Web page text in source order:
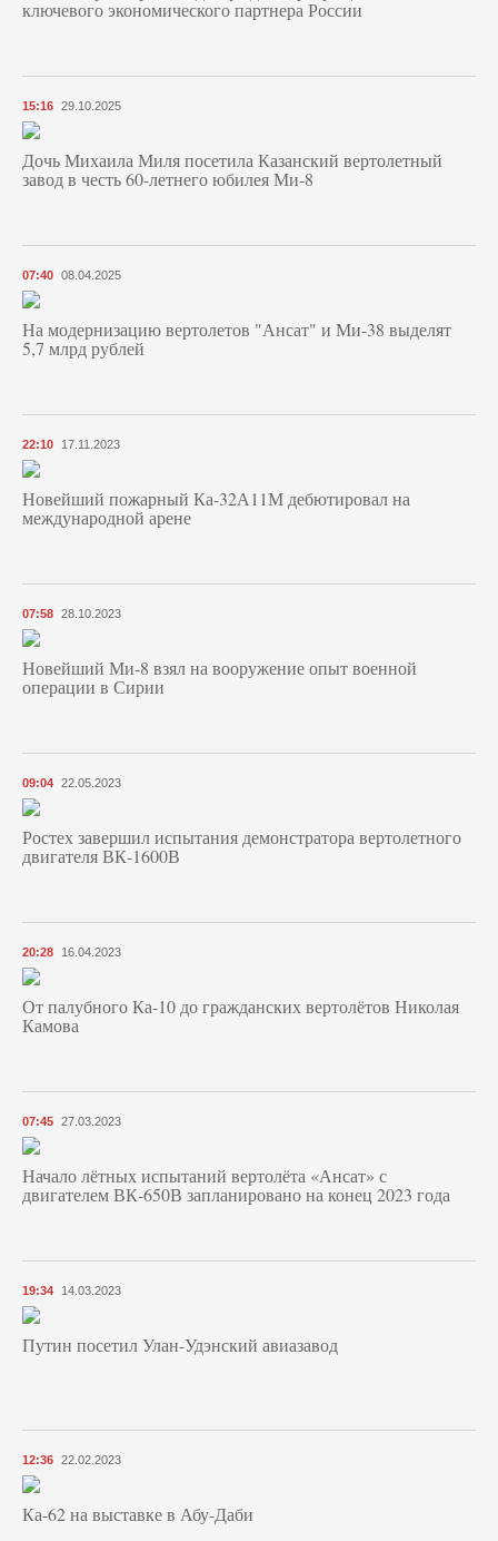
ключевого экономического партнера России
15:16 29.10.2025
Дочь Михаила Миля посетила Казанский вертолетный
завод в честь 60-летнего юбилея Ми-8
07:40 08.04.2025
На модернизацию вертолетов "Ансат" и Ми-38 выделят
5,7 млрд рублей
22:10 17.11.2023
Новейший пожарный Ка-32А11М дебютировал на
международной арене
07:58 28.10.2023
Новейший Ми-8 взял на вооружение опыт военной
операции в Сирии
09:04 22.05.2023
Ростех завершил испытания демонстратора вертолетного
двигателя ВК-1600В
20:28 16.04.2023
От палубного Ка-10 до гражданских вертолётов Николая
Камова
07:45 27.03.2023
Начало лётных испытаний вертолёта «Ансат» с
двигателем ВК-650В запланировано на конец 2023 года
19:34 14.03.2023
Путин посетил Улан-Удэнский авиазавод
12:36 22.02.2023
Ка-62 на выставке в Абу-Даби